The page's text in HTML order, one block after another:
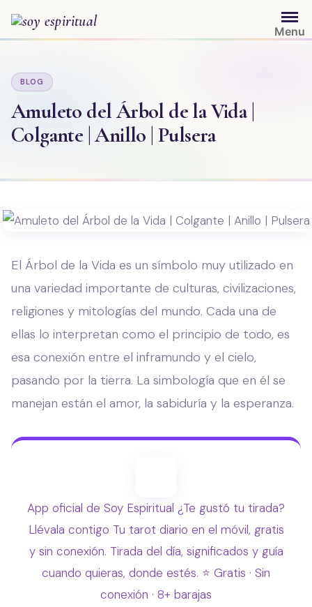
contenido
Menu
BLOG
Amuleto del Árbol de la Vida |
Colgante | Anillo | Pulsera
El Árbol de la Vida es un símbolo muy utilizado en
una variedad importante de culturas, civilizaciones,
religiones y mitologías del mundo. Cada una de
ellas lo interpretan como el principio de todo, es
esa conexión entre el inframundo y el cielo,
pasando por la tierra. La simbología que en él se
manejan están el amor, la sabiduría y la esperanza.
App oficial de Soy Espiritual ¿Te gustó tu tirada?
Llévala contigo Tu tarot diario en el móvil, gratis
y sin conexión. Tirada del día, significados y guía
cuando quieras, donde estés. ⭐ Gratis · Sin
conexión · 8+ barajas